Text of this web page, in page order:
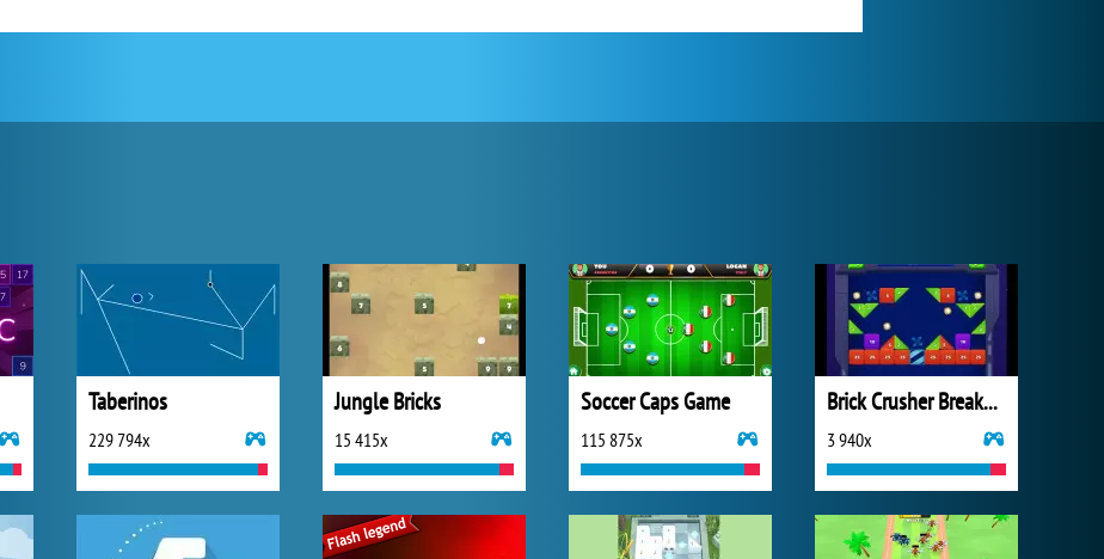
Taberinos
229 794x
Jungle Bricks
15 415x
Soccer Caps Game
115 875x
Brick Crusher Breaker Ball
3 940x